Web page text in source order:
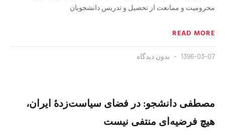
محرومیت و ممانعت از تحصیل و تدریس دانشجویان
READ MORE
1396-03-07 بدون دیدگاه
مصطفی دانشجو: در فضای سیاست‌زدهٔ ایران،
هیچ فرضیه‌ای منتفی نیست